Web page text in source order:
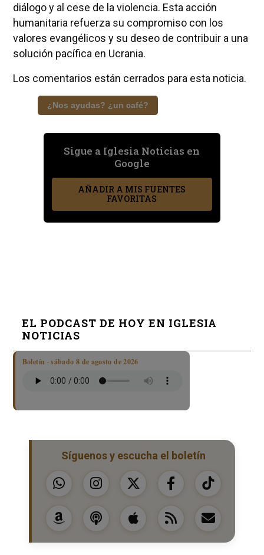
diálogo y al cese de la violencia. Esta acción
humanitaria refuerza su compromiso con los
valores evangélicos y su deseo de contribuir a una
solución pacífica en Ucrania.
Los comentarios están cerrados para esta noticia.
¿Nos ayudas? ¿un café?
Sigue a Iglesia Noticias en
Google
AÑADIR A MIS FUENTES
FAVORITAS
EL PODCAST DE HOY EN IGLESIA
NOTICIAS
Boletín · sábado 8 de agosto de 2026
Síguenos y escucha el boletín